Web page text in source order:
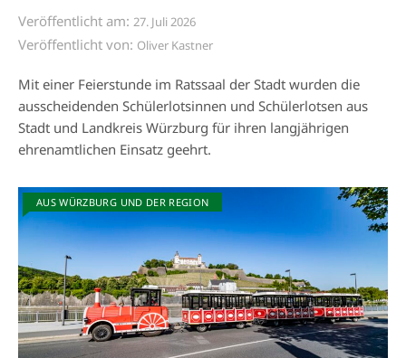
Veröffentlicht am: 27. Juli 2026
Veröffentlicht von: Oliver Kastner
Mit einer Feierstunde im Ratssaal der Stadt wurden die
ausscheidenden Schülerlotsinnen und Schülerlotsen aus
Stadt und Landkreis Würzburg für ihren langjährigen
ehrenamtlichen Einsatz geehrt.
AUS WÜRZBURG UND DER REGION